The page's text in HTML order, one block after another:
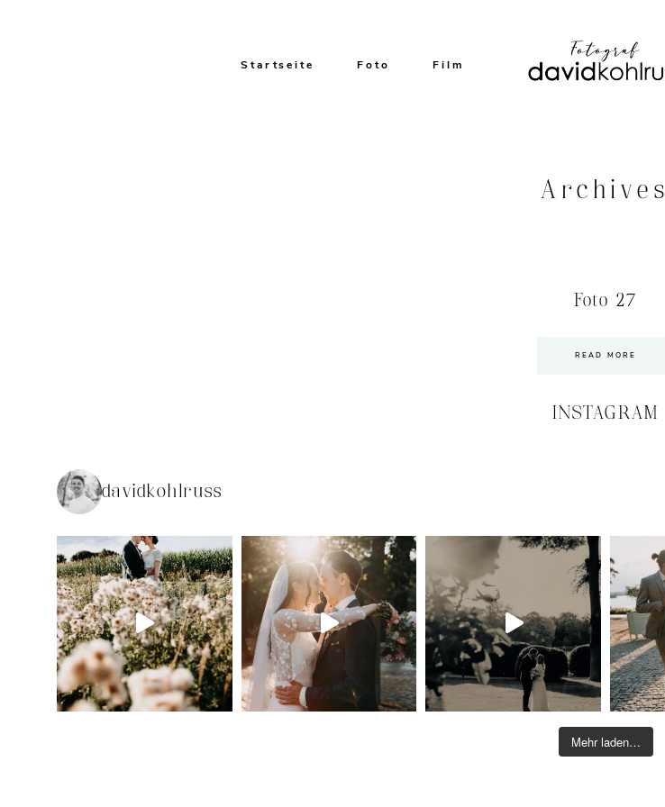
Startseite Foto Film
Archives
Foto 27
READ MORE
INSTAGRAM
davidkohlruss
Mehr laden…